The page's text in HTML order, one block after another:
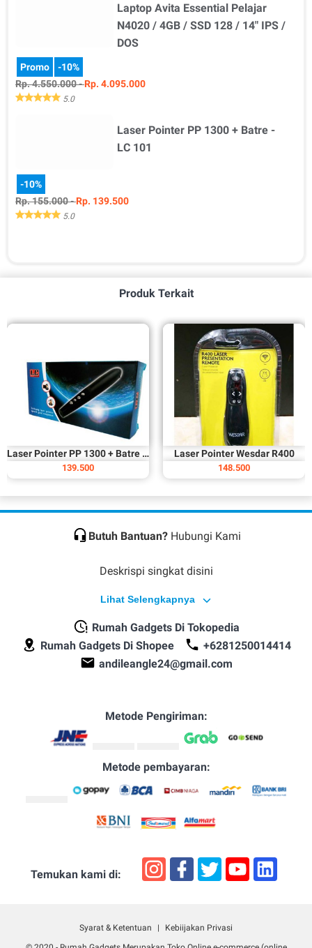
Detail Produk Tipe Merek Kondisi -Pilih Tipe- USB 3.0 to …
Laptop Avita Essential Pelajar
N4020 / 4GB / SSD 128 / 14" IPS /
DOS
Promo
-10%
Rp. 4.550.000 -Rp. 4.095.000
5.0
Detail Produk Ukuran Warna Kondisi -Pilih Ukuran- 321…
Laser Pointer PP 1300 + Batre -
LC 101
-10%
Rp. 155.000 -Rp. 139.500
5.0
Produk Terkait
Laser Pointer PP 1300 + Batre - LC 101
139.500
Laser Pointer Wesdar R400
148.500
Butuh Bantuan?Hubungi Kami
Deskrispi singkat disini
Lihat Selengkapnya
Rumah Gadgets Di Tokopedia
Rumah Gadgets Di Shopee
+6281250014414
andileangle24@gmail.com
Metode Pengiriman:
Metode pembayaran:
Temukan kami di:
Syarat & Ketentuan
Kebiijakan Privasi